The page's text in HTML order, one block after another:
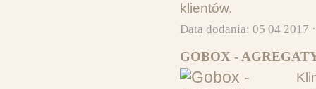
klientów.
Data dodania: 05 04 2017
GOBOX -